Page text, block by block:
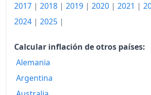
2006
921.82
2008
1,081.18
2010
2017 | 2018 | 2019 | 2020 | 2021 |
2024 | 2025 |
Calcular inflación de otros países:
Alemania
Argentina